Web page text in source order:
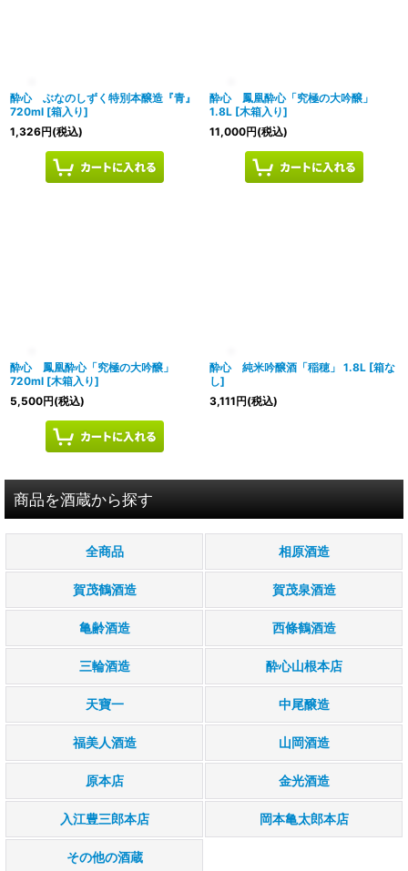
酔心 ぶなのしずく特別本醸造『青』
720ml [箱入り]
1,326円(税込)
酔心 鳳凰酔心「究極の大吟醸」
1.8L [木箱入り]
11,000円(税込)
酔心 鳳凰酔心「究極の大吟醸」
720ml [木箱入り]
5,500円(税込)
酔心 純米吟醸酒「稲穂」 1.8L [箱な
し]
3,111円(税込)
商品を酒蔵から探す
全商品 相原酒造
賀茂鶴酒造 賀茂泉酒造
亀齢酒造 西條鶴酒造
三輪酒造 酔心山根本店
天寶一 中尾醸造
福美人酒造 山岡酒造
原本店 金光酒造
入江豊三郎本店 岡本亀太郎本店
その他の酒蔵